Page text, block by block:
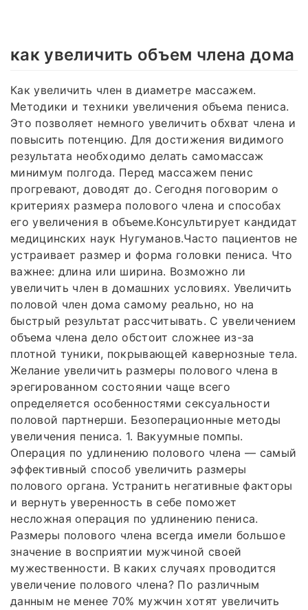
как увеличить объем члена дома
Как увеличить член в диаметре массажем.
Методики и техники увеличения объема пениса.
Это позволяет немного увеличить обхват члена и
повысить потенцию. Для достижения видимого
результата необходимо делать самомассаж
минимум полгода. Перед массажем пенис
прогревают, доводят до. Сегодня поговорим о
критериях размера полового члена и способах
его увеличения в объеме.Консультирует кандидат
медицинских наук Нугуманов.Часто пациентов не
устраивает размер и форма головки пениса. Что
важнее: длина или ширина. Возможно ли
увеличить член в домашних условиях. Увеличить
половой член дома самому реально, но на
быстрый результат рассчитывать. С увеличением
объема члена дело обстоит сложнее из-за
плотной туники, покрывающей кавернозные тела.
Желание увеличить размеры полового члена в
эрегированном состоянии чаще всего
определяется особенностями сексуальности
половой партнерши. Безоперационные методы
увеличения пениса. 1. Вакуумные помпы.
Операция по удлинению полового члена — самый
эффективный способ увеличить размеры
полового органа. Устранить негативные факторы
и вернуть уверенность в себе поможет
несложная операция по удлинению пениса.
Размеры полового члена всегда имели большое
значение в восприятии мужчиной своей
мужественности. В каких случаях проводится
увеличение полового члена? По различным
данным не менее 70% мужчин хотят увеличить